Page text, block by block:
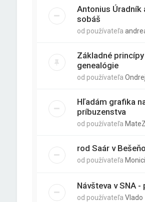
Antonius Úradník
sobáš
od používateľa
Základné
genealógie
od používateľa
Hľadám grafika
príbuzenstva
od používateľa MateZ
rod Saár v
od používateľa
Návšteva v SNA -
od používateľa Vlado